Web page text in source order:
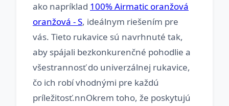
ako napríklad 100% Airmatic oranžová
oranžová - S, ideálnym riešením pre
vás. Tieto rukavice sú navrhnuté tak,
aby spájali bezkonkurenčné pohodlie a
všestrannosť do univerzálnej rukavice,
čo ich robí vhodnými pre každú
príležitosť.nnOkrem toho, že poskytujú